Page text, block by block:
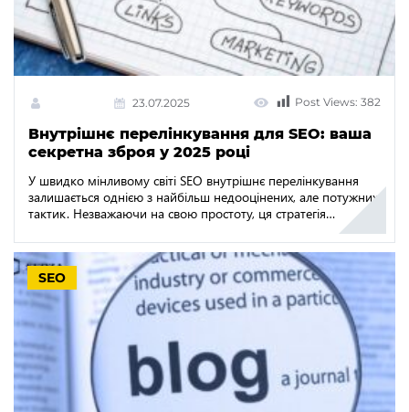
23.07.2025 Post Views: 382
Внутрішнє перелінкування для SEO: ваша
секретна зброя у 2025 році
У швидко мінливому світі SEO внутрішнє перелінкування
залишається однією з найбільш недооцінених, але потужних
тактик. Незважаючи на свою простоту, ця стратегія
реалізована правильно.У своїй основі внутрішнє
посилання — це будь-яке гіперпосилання, що веде з однієї
сторінки вашого сайту на іншу, створюючи структурований
маршрут як для користувачів, так і для пошукових систем.
Станом на 2025 рік Google значною […]
SEO